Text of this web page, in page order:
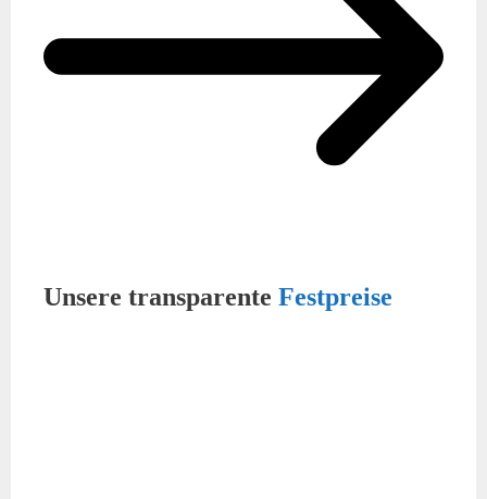
Unsere transparente Festpreise